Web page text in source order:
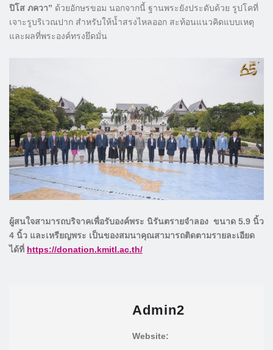
ปิโส ภควา” ด้วยอักษรขอม นอกจากนี้ ฐานพระยังประดับด้วย รูปโคที่
เจาะรูบริเวณปาก สำหรับให้น้ำสรงไหลออก สะท้อนแนวคิดแบบเหตุ
และผลที่พระองค์ทรงยึดมั่น
ผู้สนใจสามารถบริจาคเพื่อรับองค์พระ นิรันตรายจำลอง ขนาด 5.9 นิ้ว
4 นิ้ว และเหรียญพระ เป็นของสมนาคุณสามารถติดตามรายละเอียด
ได้ที่ https://donation.kmitl.ac.th/
Admin2
Website: